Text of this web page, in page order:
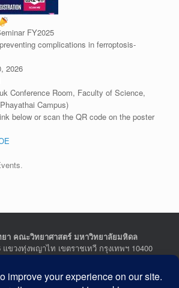
FY2025
complications in ferroptosis-
2026
Conference Room, Faculty of Science,
Campus)
below or scan the QR code on the poster
.
า คณะวิทยาศาสตร์ มหาวิทยาลัยมหิดล
ขวงทุ่งพญาไท เขตราชเทวี กรุงเทพฯ 10400
Faculty of Science, Mahidol
University